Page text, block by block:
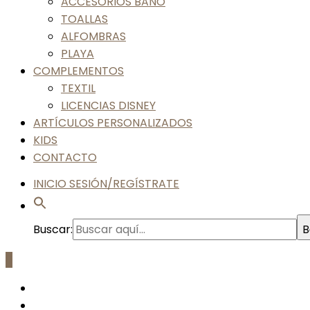
TOALLAS
ALFOMBRAS
PLAYA
COMPLEMENTOS
TEXTIL
LICENCIAS DISNEY
ARTÍCULOS PERSONALIZADOS
KIDS
CONTACTO
INICIO SESIÓN/REGÍSTRATE
Buscar: